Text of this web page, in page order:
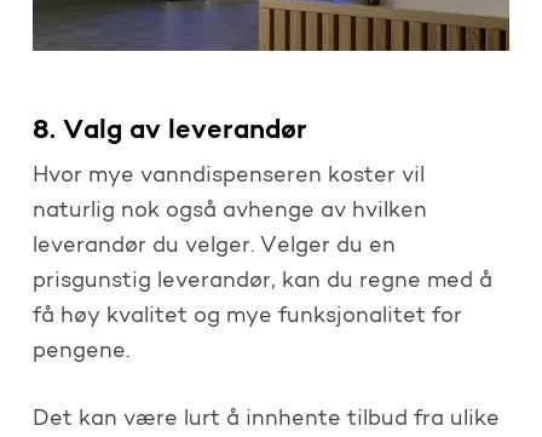
8. Valg av leverandør
Hvor mye vanndispenseren koster vil
naturlig nok også avhenge av hvilken
leverandør du velger. Velger du en
prisgunstig leverandør, kan du regne med å
få høy kvalitet og mye funksjonalitet for
pengene.
Det kan være lurt å innhente tilbud fra ulike